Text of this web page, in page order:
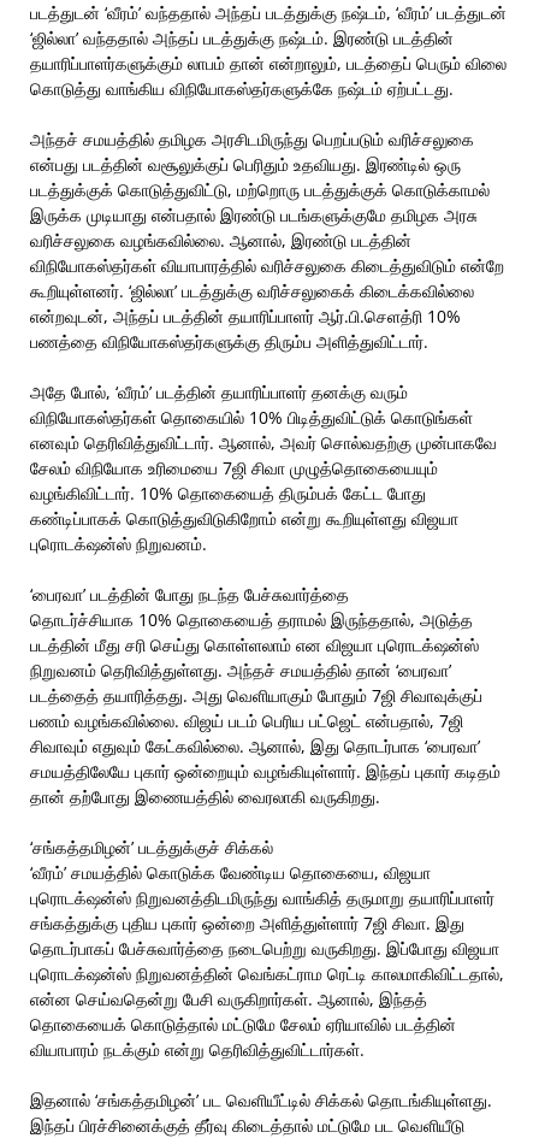
படத்துடன் ‘வீரம்’ வந்ததால் அந்தப் படத்துக்கு நஷ்டம், ‘வீரம்’ படத்துடன்
‘ஜில்லா’ வந்ததால் அந்தப் படத்துக்கு நஷ்டம். இரண்டு படத்தின்
தயாரிப்பாளர்களுக்கும் லாபம் தான் என்றாலும், படத்தைப் பெரும் விலை
கொடுத்து வாங்கிய விநியோகஸ்தர்களுக்கே நஷ்டம் ஏற்பட்டது.
அந்தச் சமயத்தில் தமிழக அரசிடமிருந்து பெறப்படும் வரிச்சலுகை
என்பது படத்தின் வசூலுக்குப் பெரிதும் உதவியது. இரண்டில் ஒரு
படத்துக்குக் கொடுத்துவிட்டு, மற்றொரு படத்துக்குக் கொடுக்காமல்
இருக்க முடியாது என்பதால் இரண்டு படங்களுக்குமே தமிழக அரசு
வரிச்சலுகை வழங்கவில்லை. ஆனால், இரண்டு படத்தின்
விநியோகஸ்தர்கள் வியாபாரத்தில் வரிச்சலுகை கிடைத்துவிடும் என்றே
கூறியுள்ளனர். ‘ஜில்லா’ படத்துக்கு வரிச்சலுகைக் கிடைக்கவில்லை
என்றவுடன், அந்தப் படத்தின் தயாரிப்பாளர் ஆர்.பி.செளத்ரி 10%
பணத்தை விநியோகஸ்தர்களுக்கு திரும்ப அளித்துவிட்டார்.
அதே போல், ‘வீரம்’ படத்தின் தயாரிப்பாளர் தனக்கு வரும்
விநியோகஸ்தர்கள் தொகையில் 10% பிடித்துவிட்டுக் கொடுங்கள்
எனவும் தெரிவித்துவிட்டார். ஆனால், அவர் சொல்வதற்கு முன்பாகவே
சேலம் விநியோக உரிமையை 7ஜி சிவா முழுத்தொகையையும்
வழங்கிவிட்டார். 10% தொகையைத் திரும்பக் கேட்ட போது
கண்டிப்பாகக் கொடுத்துவிடுகிறோம் என்று கூறியுள்ளது விஜயா
புரொடக்‌ஷன்ஸ் நிறுவனம்.
‘பைரவா’ படத்தின் போது நடந்த பேச்சுவார்த்தை
தொடர்ச்சியாக 10% தொகையைத் தராமல் இருந்ததால், அடுத்த
படத்தின் மீது சரி செய்து கொள்ளலாம் என விஜயா புரொடக்‌ஷன்ஸ்
நிறுவனம் தெரிவித்துள்ளது. அந்தச் சமயத்தில் தான் ‘பைரவா’
படத்தைத் தயாரித்தது. அது வெளியாகும் போதும் 7ஜி சிவாவுக்குப்
பணம் வழங்கவில்லை. விஜய் படம் பெரிய பட்ஜெட் என்பதால், 7ஜி
சிவாவும் எதுவும் கேட்கவில்லை. ஆனால், இது தொடர்பாக ‘பைரவா’
சமயத்திலேயே புகார் ஒன்றையும் வழங்கியுள்ளார். இந்தப் புகார் கடிதம்
தான் தற்போது இணையத்தில் வைரலாகி வருகிறது.
‘சங்கத்தமிழன்’ படத்துக்குச் சிக்கல்
‘வீரம்’ சமயத்தில் கொடுக்க வேண்டிய தொகையை, விஜயா
புரொடக்‌ஷன்ஸ் நிறுவனத்திடமிருந்து வாங்கித் தருமாறு தயாரிப்பாளர்
சங்கத்துக்கு புதிய புகார் ஒன்றை அளித்துள்ளார் 7ஜி சிவா. இது
தொடர்பாகப் பேச்சுவார்த்தை நடைபெற்று வருகிறது. இப்போது விஜயா
புரொடக்‌ஷன்ஸ் நிறுவனத்தின் வெங்கட்ராம ரெட்டி காலமாகிவிட்டதால்,
என்ன செய்வதென்று பேசி வருகிறார்கள். ஆனால், இந்தத்
தொகையைக் கொடுத்தால் மட்டுமே சேலம் ஏரியாவில் படத்தின்
வியாபாரம் நடக்கும் என்று தெரிவித்துவிட்டார்கள்.
இதனால் ‘சங்கத்தமிழன்’ பட வெளியீட்டில் சிக்கல் தொடங்கியுள்ளது.
இந்தப் பிரச்சினைக்குத் தீர்வு கிடைத்தால் மட்டுமே பட வெளியீடு